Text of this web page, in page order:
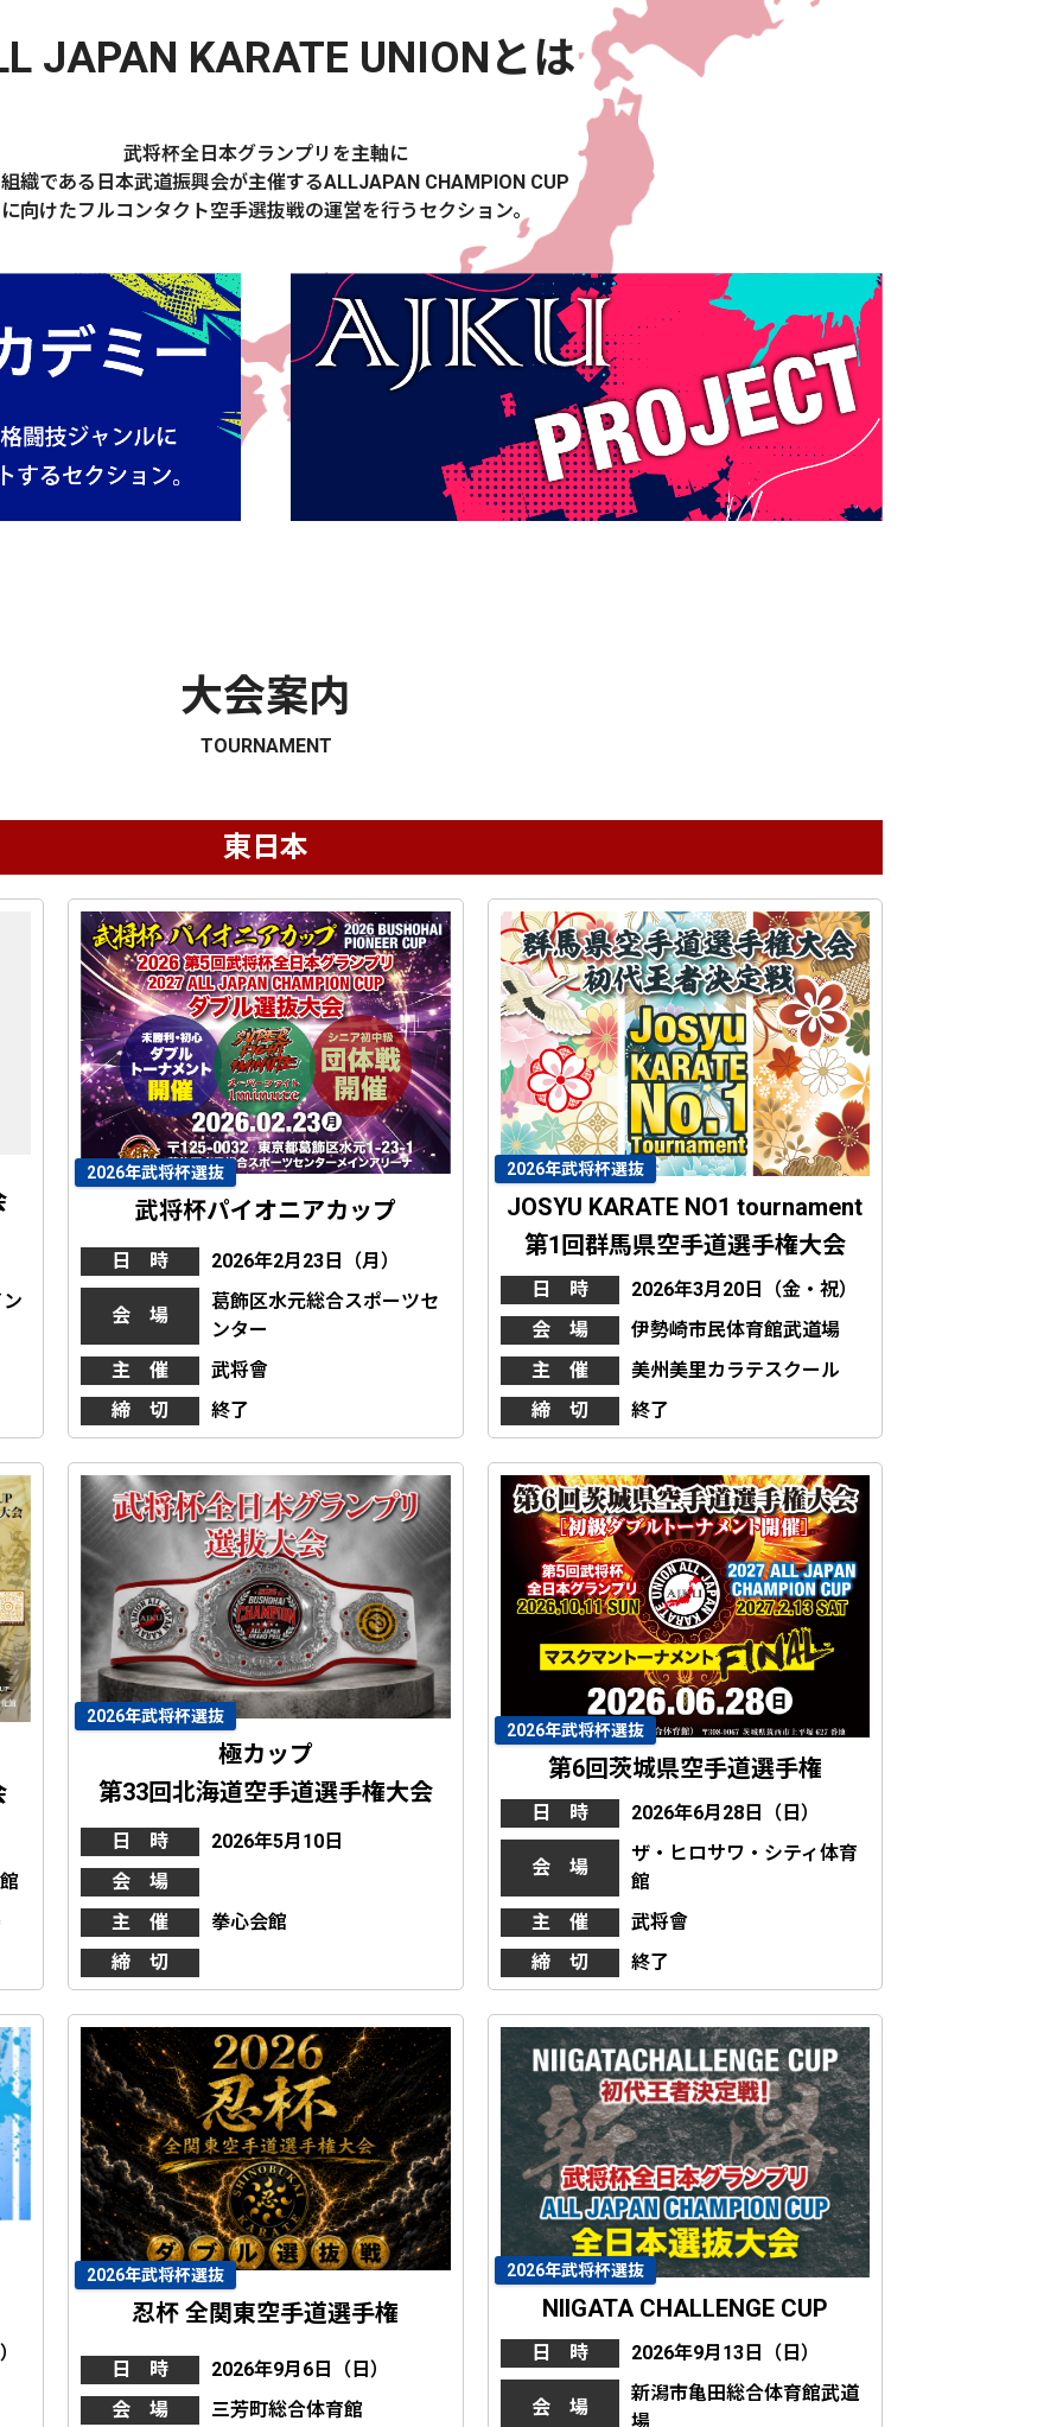
JAPAN KARATE UNIONとは
武将杯全日本グランプリを主軸に
織である日本武道振興会が主催するALLJAPAN CHAMPION CUP
に向けたフルコンタクト空手選抜戦の運営を行うセクション。
大会案内
TOURNAMENT
東日本
2026年武将杯選抜
武将杯パイオニアカップ
日 時 2026年2月23日（月）
会 場
葛飾区水元総合スポーツセ
ンター
主 催
武将會
締 切
終了
2026年武将杯選抜
JOSYU KARATE NO1 tournament
第1回群馬県空手道選手権大会
日 時
2026年3月20日（金・祝）
会 場
伊勢崎市民体育館武道場
主 催
美州美里カラテスクール
締 切
終了
2026年武将杯選抜
極カップ
第33回北海道空手道選手権大会
日 時
2026年5月10日
会 場
主 催
拳心会館
締 切
2026年武将杯選抜
第6回茨城県空手道選手権
日 時 2026年6月28日（日）
会 場
ザ・ヒロサワ・シティ体育
館
主 催
武将會
締 切
終了
2026年武将杯選抜
忍杯 全関東空手道選手権
日 時
2026年9月6日（日）
会 場
三芳町総合体育館
2026年武将杯選抜
NIIGATA CHALLENGE CUP
日 時 2026年9月13日（日）
会 場
新潟市亀田総合体育館武道
場